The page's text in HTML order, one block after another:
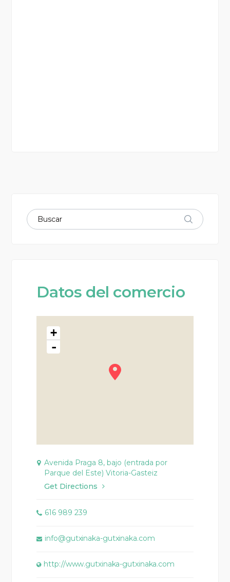
Datos del comercio
+
-
Avenida Praga 8, bajo (entrada por
Parque del Este) Vitoria-Gasteiz
Get Directions
616 989 239
info@gutxinaka-gutxinaka.com
http://www.gutxinaka-gutxinaka.com